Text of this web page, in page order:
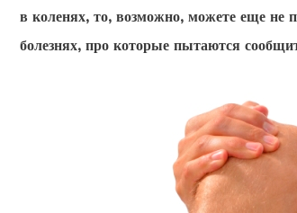
в коленях, то, возможно, можете еще не
болезнях, про которые пытаются